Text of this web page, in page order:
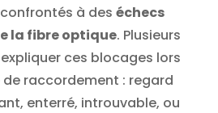
à des échecs
la fibre optique. Plusieurs
ces blocages lors
de raccordement : regard
enterré, introuvable, ou